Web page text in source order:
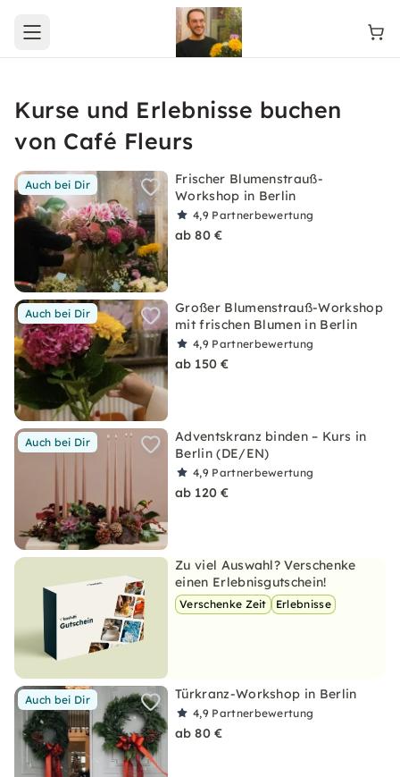
Open main menu
Kurse und Erlebnisse buchen
von Café Fleurs
Auch bei Dir
Frischer Blumenstrauß-
Workshop in Berlin
4,9 Partnerbewertung
ab 80 €
Auch bei Dir
Großer Blumenstrauß-Workshop
mit frischen Blumen in Berlin
4,9 Partnerbewertung
ab 150 €
Auch bei Dir
Adventskranz binden – Kurs in
Berlin (DE/EN)
4,9 Partnerbewertung
ab 120 €
Zu viel Auswahl? Verschenke
einen Erlebnisgutschein!
Verschenke Zeit Erlebnisse
Auch bei Dir Türkranz-Workshop in Berlin
4,9 Partnerbewertung
ab 80 €